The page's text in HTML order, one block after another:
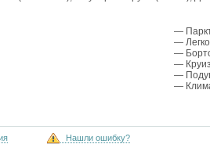
—
—
—
—
—
—
Нашли ошибку?